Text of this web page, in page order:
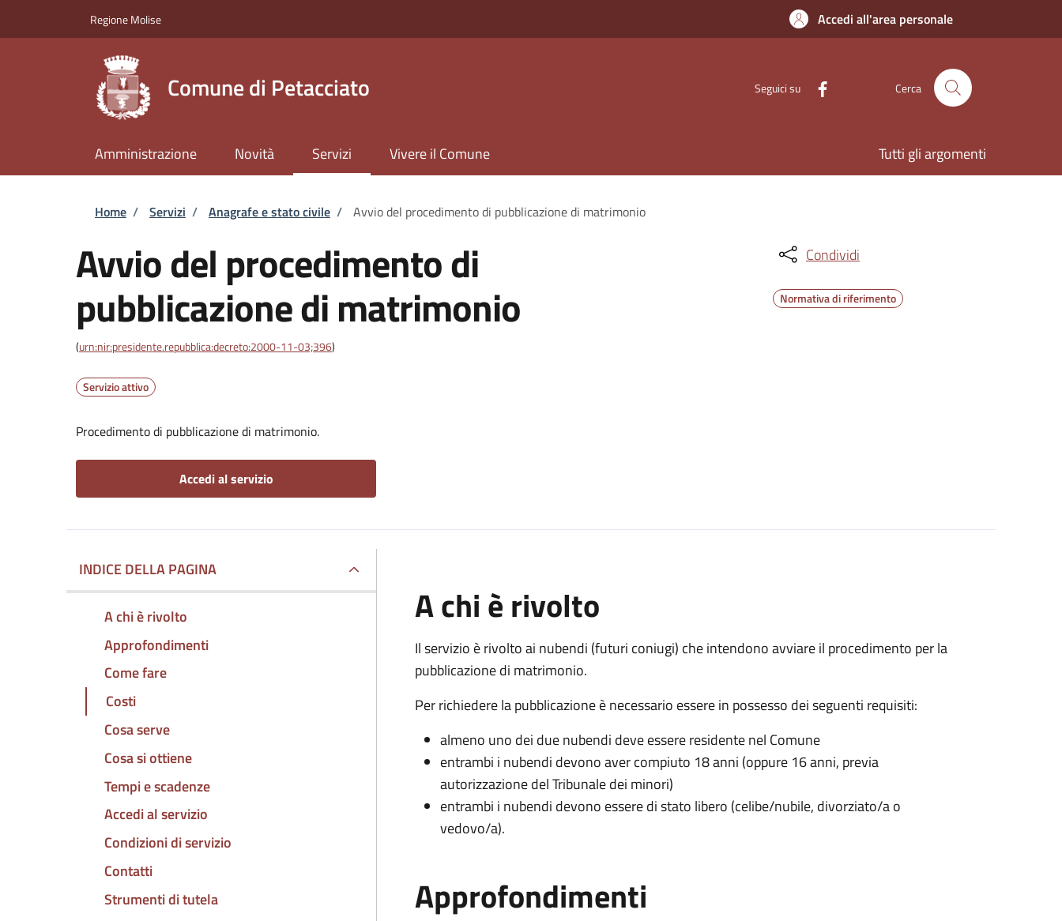
Regione Molise Accedi all'area personale
Comune di Petacciato Seguici su Cerca
Amministrazione Novità Servizi Vivere il Comune Tutti gli argomenti
Briciole di pane
Home / Servizi / Anagrafe e stato civile / Avvio del procedimento di pubblicazione di matrimonio
Avvio del procedimento di
pubblicazione di matrimonio
(urn:nir:presidente.repubblica:decreto:2000-11-03;396)
Servizio attivo
Procedimento di pubblicazione di matrimonio.
Accedi al servizio
Condividi
Normativa di riferimento
INDICE DELLA PAGINA
A chi è rivolto
Approfondimenti
Come fare
Costi
Cosa serve
Cosa si ottiene
Tempi e scadenze
Accedi al servizio
Condizioni di servizio
Contatti
Strumenti di tutela
A chi è rivolto
Il servizio è rivolto ai nubendi (futuri coniugi) che intendono avviare il procedimento per la
pubblicazione di matrimonio.
Per richiedere la pubblicazione è necessario essere in possesso dei seguenti requisiti:
almeno uno dei due nubendi deve essere residente nel Comune
entrambi i nubendi devono aver compiuto 18 anni (oppure 16 anni, previa
autorizzazione del Tribunale dei minori)
entrambi i nubendi devono essere di stato libero (celibe/nubile, divorziato/a o
vedovo/a).
Approfondimenti